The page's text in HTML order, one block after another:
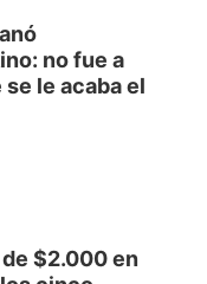
no fue a
le acaba el
$2.000 en